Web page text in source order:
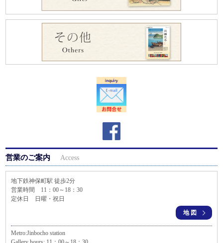
営業のご案内 Access
地下鉄神保町駅 徒歩2分
営業時間 11：00～18：30
定休日 日曜・祝日
地図
Metro:Jinbocho station